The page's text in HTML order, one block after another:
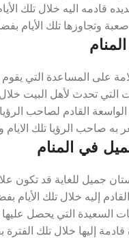
قادمه اليه خلال تلك
وتجاوزها تلك الأيام
على المساعدة التي يقوم
التي تحدث لأهل البيت
القادم لصاحب الرؤيا
صاحب الرؤيا تلك الايام
في المنام
جميل للغاية قد تكون
إليه خلال تلك الأيام
السعيدة التي يحصل عليها
إليها خلال تلك الفترة